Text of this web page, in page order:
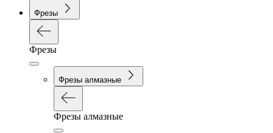
Фрезы
Фрезы
Фрезы алмазные
Фрезы алмазные